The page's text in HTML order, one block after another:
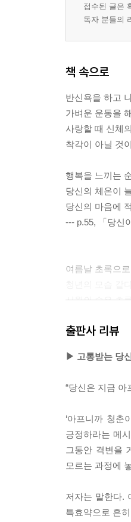
접수된 글은
독자 분들의
책 속으로
반신욕을 하고
가벼운 운동을
사랑할 때 신체
착각이 아닐 것
행복을 느끼는
당신의 체온이
당신의 마음에
--- p.55, 「당신
여름날 초록으
시월의 숲은 초
무언가 비밀을
끝까지 모르는
지금 이 순간을
--- p.101, 「비
…
선배는 어린 시
출판사 리뷰
▶ 고통받는 당
“당신은 지금 아
‘아프니까 청
긍정하라는 메
그동안 격변을
모르는 과정에
저자는 말한다.
특효약으로 흔